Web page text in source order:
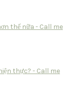
thế nữa - Call me
thực? - Call me